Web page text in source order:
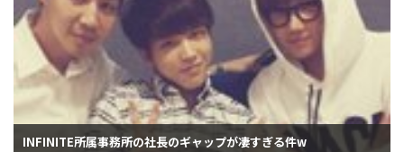
INFINITEウヒョンVSワンちゃんの比較画像が話題に